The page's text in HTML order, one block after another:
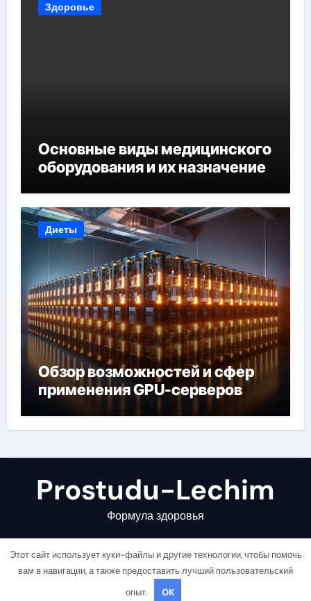
Здоровье
Основные виды медицинского
оборудования и их назначение
Диеты
Обзор возможностей и сфер
применения GPU-серверов
Prostudu-Lechim
Формула здоровья
Copyright © All rights reserved |
Этот сайт использует куки-файлы и другие технологии, чтобы помочь
вам в навигации, а также предоставить лучший пользовательский
опыт.
OK